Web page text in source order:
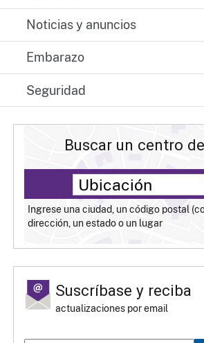
Noticias y anuncios
Embarazo
Seguridad
Buscar un centro
Ingrese una ciudad, un código postal
dirección, un estado o un lugar
Suscríbase y reciba
actualizaciones por email